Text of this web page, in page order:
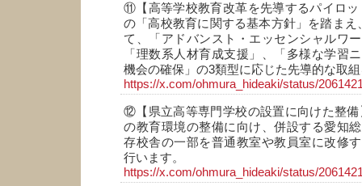
⑪【高等学校教育改革を先導するパイロ
の「高校教育に関する基本方針」を踏まえ
て、「アドバンスト・エッセンシャルワ
「理数系人材育成支援」、「多様な学習
機会の確保」の3類型に応じた先導的な取
https://x.com/ohmura_hideaki/status/
⑫【県立高等専門学校の設置に向けた整
の教育環境の整備に向け、併設する愛知
存校舎の一部を普通教室や教員室に改修
行います。
https://x.com/ohmura_hideaki/status/